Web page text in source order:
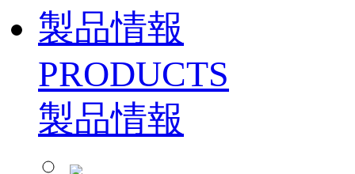
製品情報
PRODUCTS
製品情報